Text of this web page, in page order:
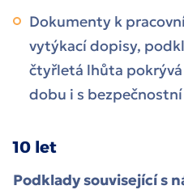
Dokumenty k
vytýkací dopisy,
čtyřletá lhůta
dobu i s
10 let
Podklady související s